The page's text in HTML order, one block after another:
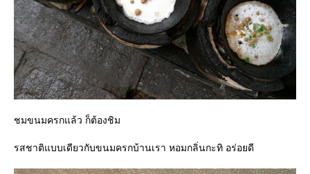
ชมขนมครกแล้ว ก็ต้องชิม
รสชาติแบบเดียวกับขนมครกบ้านเรา หอมกลิ่นกะทิ อร่อยดี